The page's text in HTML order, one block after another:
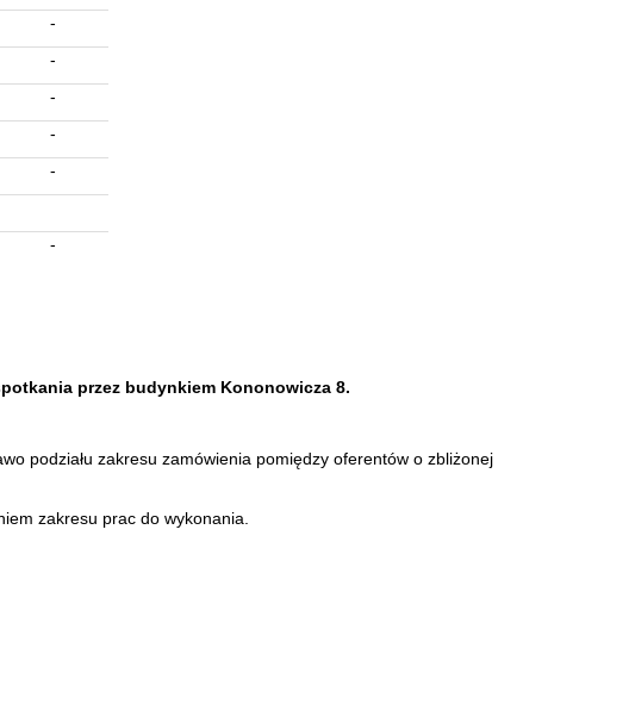
-
-
-
-
-
-
przez budynkiem Kononowicza 8.
podziału zakresu zamówienia pomiędzy oferentów o zbliżonej
zakresu prac do wykonania.